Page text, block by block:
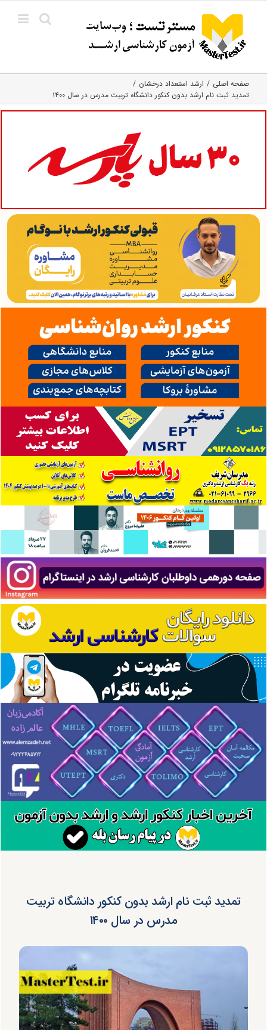
content
صفحه اصلی
ارشد استعداد درخشان
تمدید ثبت نام ارشد بدون کنکور دانشگاه تربیت مدرس در سال ۱۴۰۰
تمدید ثبت نام ارشد بدون کنکور دانشگاه تربیت
مدرس در سال ۱۴۰۰